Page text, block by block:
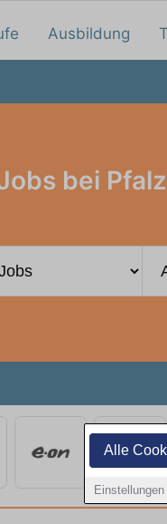
Alle
Einstellungen
Ausbildung
bei